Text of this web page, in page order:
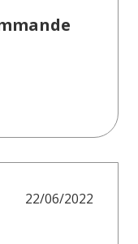
22/06/2022